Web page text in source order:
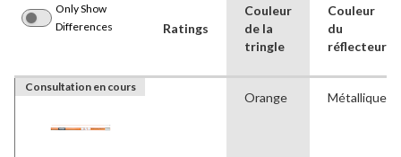
Only Show
Differences
Ratings
Couleur
de la
tringle
Couleur
du
réflecteur
Consultation en cours
Orange Métallique